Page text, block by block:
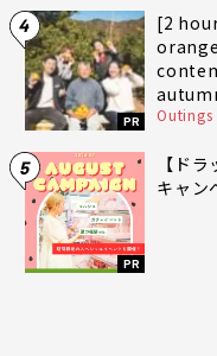
4
PR
[2
fully
Outings
5
PR
【ド
キャン